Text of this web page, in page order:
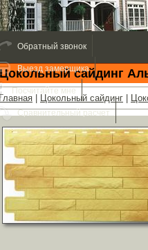
Цокольный сайдинг
Главная Цокольный сайдинг
Обратный звонок
Выезд замерщика
Посчитайте мне
Сравнительный расчет